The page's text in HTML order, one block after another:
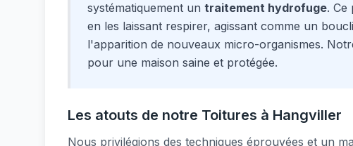
systématiquement un traitement hydrofuge. Ce
en les laissant respirer, agissant comme un
l'apparition de nouveaux micro-organismes.
pour une maison saine et protégée.
Les atouts de notre Toitures à Hangviller
Nous privilégions des techniques éprouvées et un